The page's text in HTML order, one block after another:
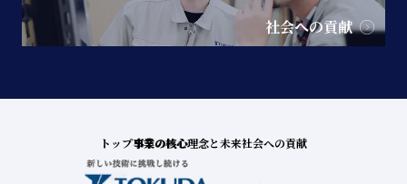
社会への貢献
トップ事業の核心理念と未来社会への貢献